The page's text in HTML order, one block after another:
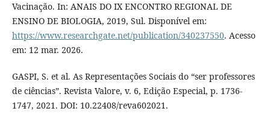
Vacinação. In: ANAIS DO IX ENCONTRO REGIONAL DE
ENSINO DE BIOLOGIA, 2019, Sul. Disponível em:
https://www.researchgate.net/publication/340237550. Acesso
em: 12 mar. 2026.
GASPI, S. et al. As Representações Sociais do “ser professores
de ciências”. Revista Valore, v. 6, Edição Especial, p. 1736-
1747, 2021. DOI: 10.22408/reva602021.